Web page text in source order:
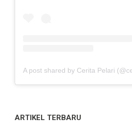
A post shared by Cerita Pelari
ARTIKEL TERBARU